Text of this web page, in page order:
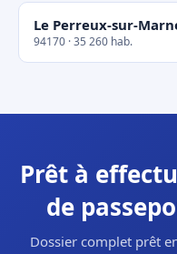
Le Perreux-sur-
94170 · 35 260 hab.
Prêt à
de
Dossier complet prêt